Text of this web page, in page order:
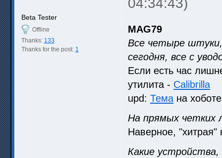
04:34:43)
Beta Tester
Offline
Thanks: 133
Thanks for the post: 1
MAG79
Все четыре
сегодня, все с
Если есть час
утилита - Calibrilla
upd: Тема на хоботе
На прямых четких
Наверное, "хитрая"
Какие